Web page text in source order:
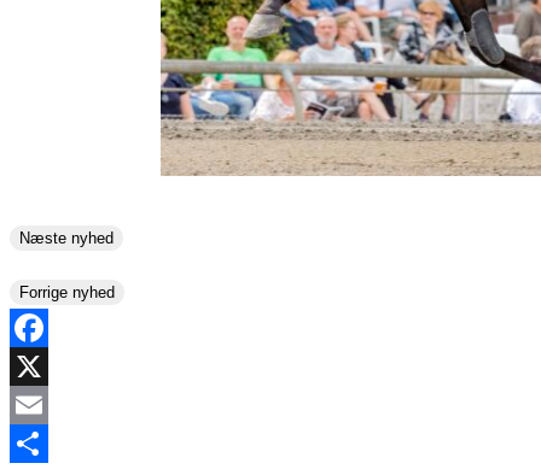
Næste nyhed
Forrige nyhed
Facebook
X
Email